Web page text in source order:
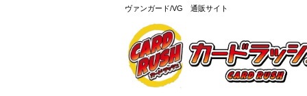
ヴァンガード/VG 通販サイト